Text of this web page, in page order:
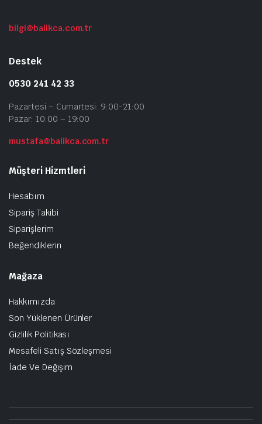
bilgi@balikca.com.tr
Destek
0530 241 42 33
Pazartesi – Cumartesi: 9:00-21:00
Pazar: 10:00 – 19:00
mustafa@balikca.com.tr
Müşteri Hizmtleri
Hesabım
Sipariş Takibi
Siparişlerim
Beğendiklerin
Mağaza
Hakkımızda
Son Yüklenen Ürünler
Gizlilik Politikası
Mesafeli Satış Sözleşmesi
İade Ve Değişim